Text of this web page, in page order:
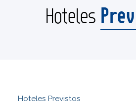
Hoteles
Hoteles Previstos